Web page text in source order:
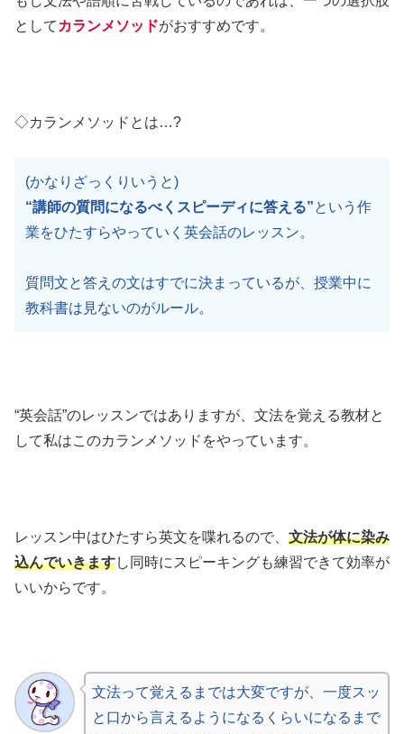
として カランメソッドがおすすめです。
◇カランメソッドとは…?
(かなりざっくりいうと)
“講師の質問になるべくスピーディに答える”という作
業をひたすらやっていく英会話のレッスン。
質問文と答えの文はすでに決まっているが、授業中に
教科書は見ないのがルール。
“英会話”のレッスンではありますが、文法を覚える教材と
して私はこのカランメソッドをやっています。
レッスン中はひたすら英文を喋れるので、 文法が体に染み
込んでいきますし同時にスピーキングも練習できて効率が
いいからです。
文法って覚えるまでは大変ですが、一度スッ
と口から言えるようになるくらいになるまで